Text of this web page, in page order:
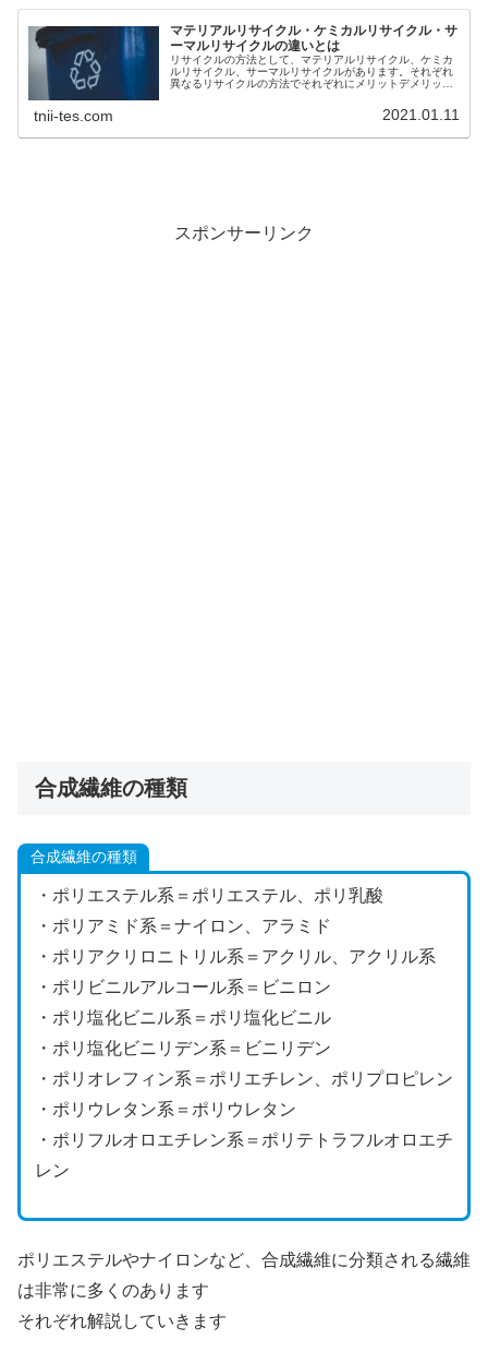
マテリアルリサイクル・ケミカルリサイクル・サ
ーマルリサイクルの違いとは
リサイクルの方法として、マテリアルリサイクル、ケミカ
ルリサイクル、サーマルリサイクルがあります。それぞれ
異なるリサイクルの方法でそれぞれにメリットデメリット
tnii-tes.com 2021.01.11
スポンサーリンク
合成繊維の種類
合成繊維の種類
・ポリエステル系＝ポリエステル、ポリ乳酸
・ポリアミド系＝ナイロン、アラミド
・ポリアクリロニトリル系＝アクリル、アクリル系
・ポリビニルアルコール系＝ビニロン
・ポリ塩化ビニル系＝ポリ塩化ビニル
・ポリ塩化ビニリデン系＝ビニリデン
・ポリオレフィン系＝ポリエチレン、ポリプロピレン
・ポリウレタン系＝ポリウレタン
・ポリフルオロエチレン系＝ポリテトラフルオロエチ
レン
ポリエステルやナイロンなど、合成繊維に分類される繊維
は非常に多くのあります
それぞれ解説していきます